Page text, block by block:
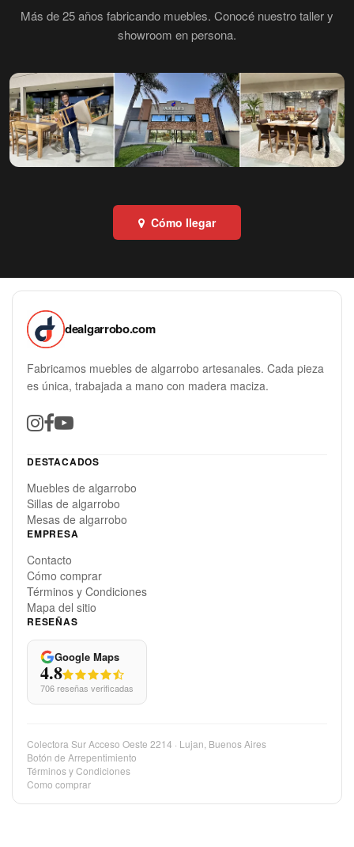
Más de 25 años fabricando muebles. Conocé nuestro taller y
showroom en persona.
Cómo llegar
dealgarrobo.com
Fabricamos muebles de algarrobo artesanales. Cada pieza
es única, trabajada a mano con madera maciza.
DESTACADOS
Muebles de algarrobo
Sillas de algarrobo
Mesas de algarrobo
EMPRESA
Contacto
Cómo comprar
Términos y Condiciones
Mapa del sitio
RESEÑAS
Google Maps
4.8
706 reseñas verificadas
Colectora Sur Acceso Oeste 2214 · Lujan, Buenos Aires
Botón de Arrepentimiento
Términos y Condiciones
Como comprar